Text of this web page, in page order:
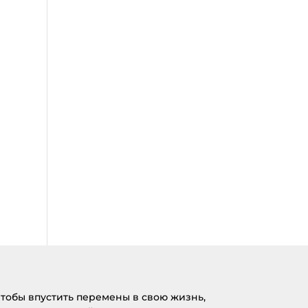
впустить перемены в свою жизнь,